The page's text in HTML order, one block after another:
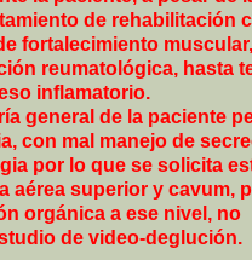
de rehabilitación
fortalecimiento
reumatológica, hasta
inflamatorio.
general de la paciente
con mal manejo de
por lo que se solicita
aérea superior y cavum,
orgánica a ese nivel, no
de video-deglución.